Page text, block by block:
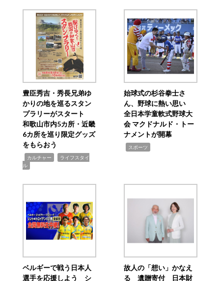
豊臣秀吉・秀長兄弟ゆ
かりの地を巡るスタン
プラリーがスタート
和歌山市内5カ所・近畿
6カ所を巡り限定グッズ
をもらおう
カルチャー
ライフスタイ
ル
始球式の杉谷拳士さ
ん、野球に熱い思い
全日本学童軟式野球大
会 マクドナルド・トー
ナメントが開幕
スポーツ
ベルギーで戦う日本人
選手を応援しよう シ
故人の「想い」かなえ
る 遺贈寄付 日本財